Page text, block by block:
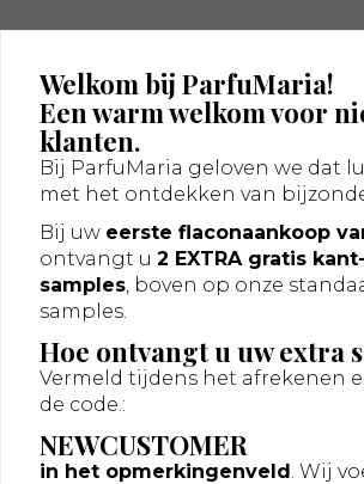
Tempio d'Acqua
Nieuw Casamorati Tempio
Parfum bij ParfuMaria
Shop nu
Welkom bij ParfuMaria!
Een warm welkom voor
klanten.
Bij ParfuMaria geloven we dat
met het ontdekken van
Bij uw eerste flaconaankoop
ontvangt u 2 EXTRA gratis
samples, boven op onze
samples.
Hoe ontvangt u uw extra
Vermeld tijdens het afrekenen
de code.:
NEWCUSTOMER
in het opmerkingenveld. Wij